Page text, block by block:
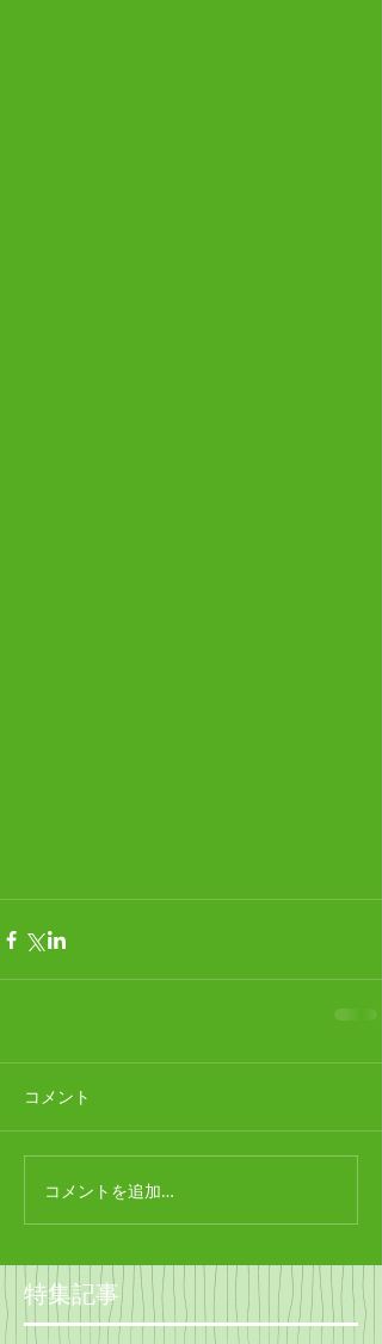
コメント
コメントを追加…
特集記事